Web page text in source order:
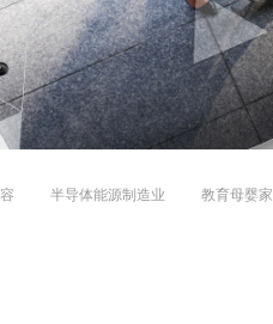
半导体能源制造业 教育母婴